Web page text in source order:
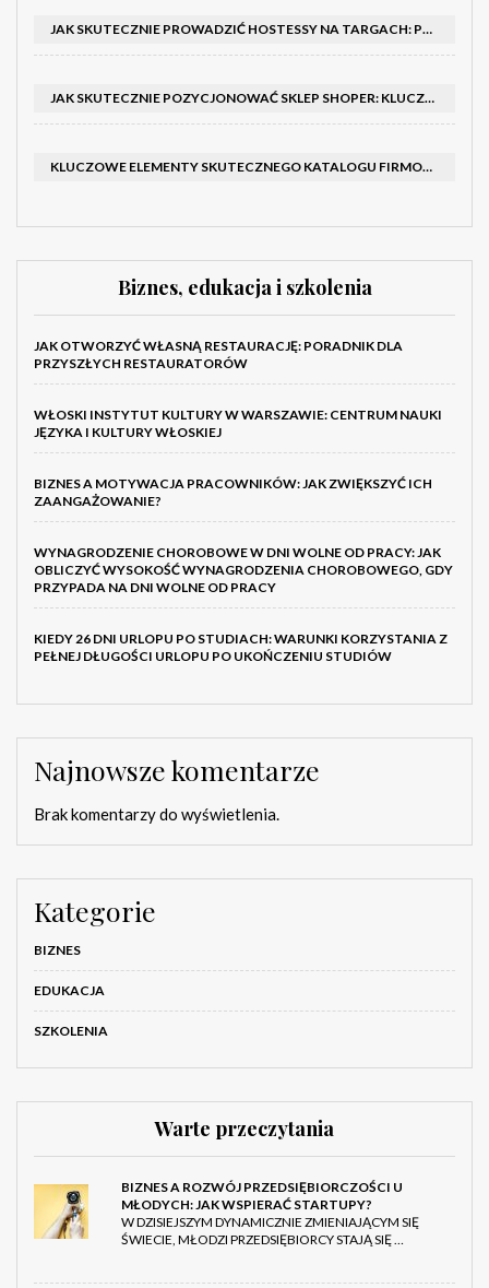
JAK SKUTECZNIE PROWADZIĆ HOSTESSY NA TARGACH: PORADNIK I SZKOLENIA
JAK SKUTECZNIE POZYCJONOWAĆ SKLEP SHOPER: KLUCZOWE KROKI I STRATEGIE
KLUCZOWE ELEMENTY SKUTECZNEGO KATALOGU FIRMOWEGO I BROSZURY
Biznes, edukacja i szkolenia
JAK OTWORZYĆ WŁASNĄ RESTAURACJĘ: PORADNIK DLA
PRZYSZŁYCH RESTAURATORÓW
WŁOSKI INSTYTUT KULTURY W WARSZAWIE: CENTRUM NAUKI
JĘZYKA I KULTURY WŁOSKIEJ
BIZNES A MOTYWACJA PRACOWNIKÓW: JAK ZWIĘKSZYĆ ICH
ZAANGAŻOWANIE?
WYNAGRODZENIE CHOROBOWE W DNI WOLNE OD PRACY: JAK
OBLICZYĆ WYSOKOŚĆ WYNAGRODZENIA CHOROBOWEGO, GDY
PRZYPADA NA DNI WOLNE OD PRACY
KIEDY 26 DNI URLOPU PO STUDIACH: WARUNKI KORZYSTANIA Z
PEŁNEJ DŁUGOŚCI URLOPU PO UKOŃCZENIU STUDIÓW
Najnowsze komentarze
Brak komentarzy do wyświetlenia.
Kategorie
BIZNES
EDUKACJA
SZKOLENIA
Warte przeczytania
BIZNES A ROZWÓJ PRZEDSIĘBIORCZOŚCI U
MŁODYCH: JAK WSPIERAĆ STARTUPY?
W DZISIEJSZYM DYNAMICZNIE ZMIENIAJĄCYM SIĘ
ŚWIECIE, MŁODZI PRZEDSIĘBIORCY STAJĄ SIĘ …